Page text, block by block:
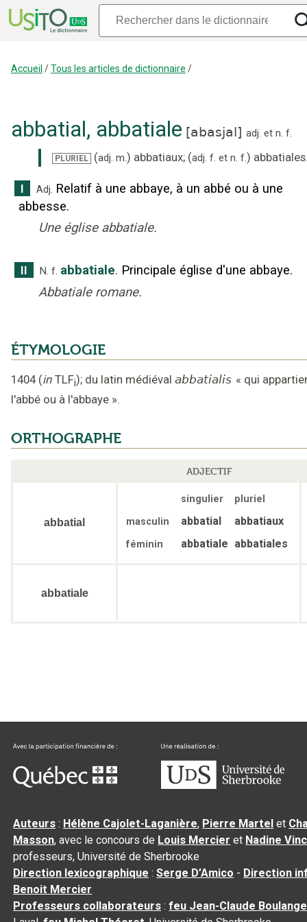
Accueil /Tous les articles de dictionnaire /
abbatial, abbatiale [abasjal ] adj. et n. f.
PLURIEL (adj. m.) abbatiaux; (adj. f. et n. f.) abbatiales
I Adj. Relatif à une abbaye, à un abbé ou à une
abbesse.
Une église abbatiale.
II N. f. abbatiale. Principale église d'une abbaye.
Abbatiale romane.
ÉTYMOLOGIE
1404 (in TLFi); du latin médiéval abbatialis « qui
l'abbé ou à l'abbaye ».
ORTHOGRAPHE
ADJECTIF
abbatial
singulier
pluriel
masculin
abbatial abbatiaux
féminin abbatiale abbatiales
abbatiale
Auteurs : Hélène Cajolet-Laganière, Pierre Martel et
Masson, avec le concours de Louis Mercier et Nadine
professeurs, Université de Sherbrooke
Direction lexicographique :Serge D’Amico - Direction
Benoit Mercier
Professeurs collaborateurs :feu Jean-Claude